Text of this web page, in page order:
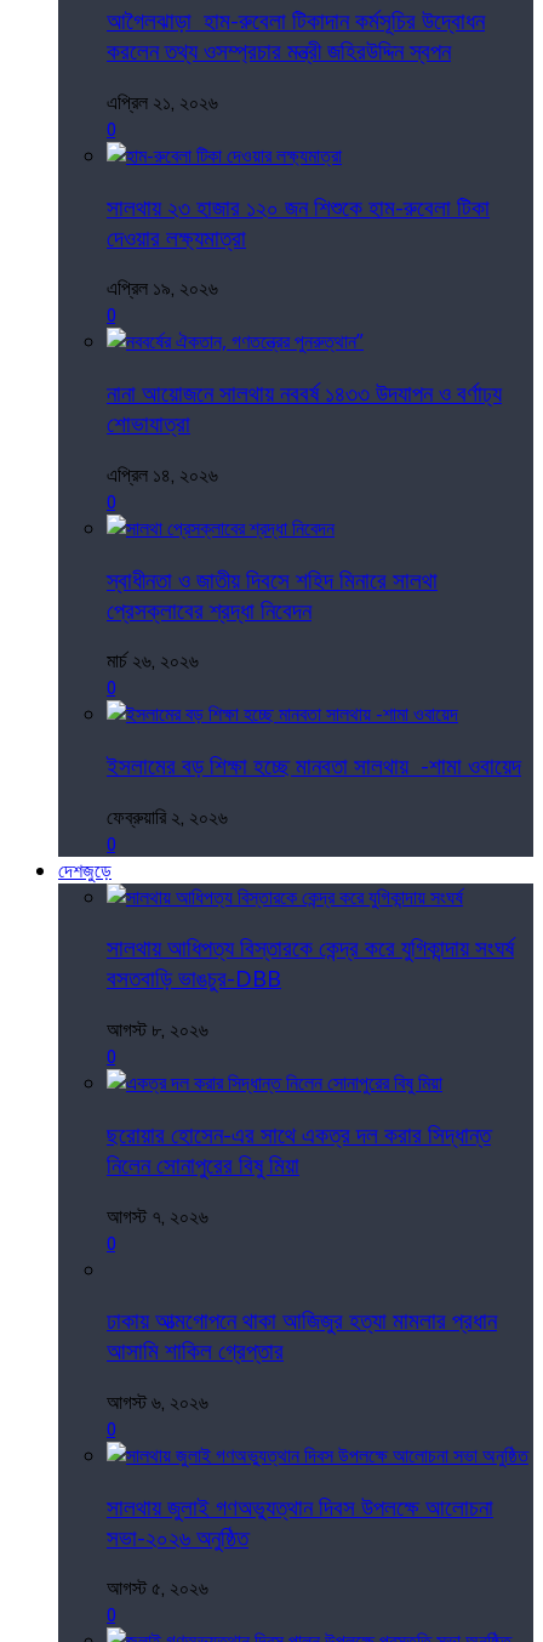
আগৈলঝাড়া হাম-রুবেলা টিকাদান কর্মসূচির উদ্বোধন
করলেন তথ্য ওসম্প্রচার মন্ত্রী জহিরউদ্দিন স্বপন
এপ্রিল ২১, ২০২৬
0
সালথায় ২৩ হাজার ১২০ জন শিশুকে হাম-রুবেলা টিকা
দেওয়ার লক্ষ্যমাত্রা
এপ্রিল ১৯, ২০২৬
0
নানা আয়োজনে সালথায় নববর্ষ ১৪৩৩ উদযাপন ও বর্ণাঢ্য
শোভাযাত্রা
এপ্রিল ১৪, ২০২৬
0
স্বাধীনতা ও জাতীয় দিবসে শহিদ মিনারে সালথা
প্রেসক্লাবের শ্রদ্ধা নিবেদন
মার্চ ২৬, ২০২৬
0
ইসলামের বড় শিক্ষা হচ্ছে মানবতা সালথায় -শামা ওবায়েদ
ফেব্রুয়ারি ২, ২০২৬
0
দেশজুড়ে
সালথায় আধিপত্য বিস্তারকে কেন্দ্র করে যুগিকান্দায় সংঘর্ষ
বসতবাড়ি ভাঙচুর-DBB
আগস্ট ৮, ২০২৬
0
ছরোয়ার হোসেন-এর সাথে একত্র দল করার সিদ্ধান্ত
নিলেন সোনাপুরের বিষু মিয়া
আগস্ট ৭, ২০২৬
0
ঢাকায় আত্মগোপনে থাকা আজিজুর হত্যা মামলার প্রধান
আসামি শাকিল গ্রেপ্তার
আগস্ট ৬, ২০২৬
0
সালথায় জুলাই গণঅভ্যুত্থান দিবস উপলক্ষে আলোচনা
সভা-২০২৬ অনুষ্ঠিত
আগস্ট ৫, ২০২৬
0